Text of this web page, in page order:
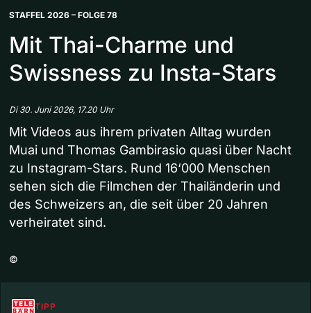
STAFFEL 2026 – FOLGE 78
Mit Thai-Charme und
Swissness zu Insta-Stars
Di 30. Juni 2026, 17.20 Uhr
Mit Videos aus ihrem privaten Alltag wurden
Muai und Thomas Gambirasio quasi über Nacht
zu Instagram-Stars. Rund 16‘000 Menschen
sehen sich die Filmchen der Thailänderin und
des Schweizers an, die seit über 20 Jahren
verheiratet sind.
©
TIPP